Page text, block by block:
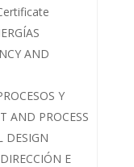
AND
Y
AND PROCESS
DESIGN
E